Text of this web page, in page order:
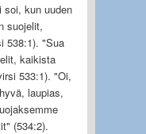
soi, kun uuden
suojelit,
538:1). "Sua
kaikista
533:1). "Oi,
laupias,
(534:2).